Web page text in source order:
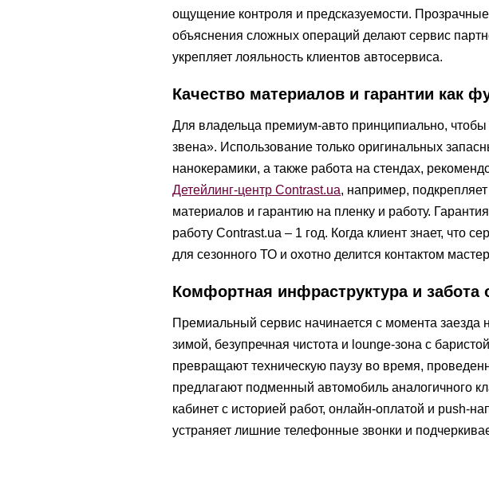
ощущение контроля и предсказуемости.
объяснения сложных операций делают сервис
укрепляет лояльность клиентов автосервиса.
Качество материалов и гарантии как
Для владельца премиум-авто принципиально,
звена». Использование только оригинальных
нанокерамики, а также работа на стендах,
Детейлинг-центр Contrast.ua, например,
материалов и гарантию на пленку и работу.
работу Contrast.ua – 1 год. Когда клиент знает, что
для сезонного ТО и охотно делится контактом
Комфортная инфраструктура и забота
Премиальный сервис начинается с момента заезда
зимой, безупречная чистота и lounge-зона с
превращают техническую паузу во время,
предлагают подменный автомобиль аналогичного
кабинет с историей работ, онлайн-оплатой и push-
устраняет лишние телефонные звонки и